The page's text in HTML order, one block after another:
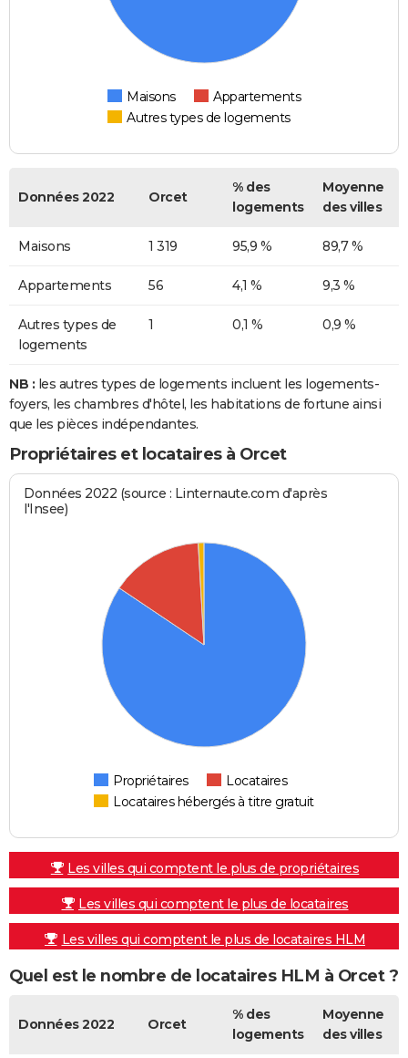
Maisons
Appartements
Autres types de logements
Données 2022 Orcet
% des
logements
Moyenne
des villes
Maisons 1 319 95,9 % 89,7 %
Appartements 56 4,1 % 9,3 %
Autres types de
logements
1 0,1 % 0,9 %
NB : les autres types de logements incluent les logements-
foyers, les chambres d'hôtel, les habitations de fortune ainsi
que les pièces indépendantes.
Propriétaires et locataires à Orcet
Données 2022 (source : Linternaute.com d'après
l'Insee)
Propriétaires
Locataires
Locataires hébergés à titre gratuit
Les villes qui comptent le plus de propriétaires
Les villes qui comptent le plus de locataires
Les villes qui comptent le plus de locataires HLM
Quel est le nombre de locataires HLM à Orcet ?
Données 2022 Orcet
% des
logements
Moyenne
des villes